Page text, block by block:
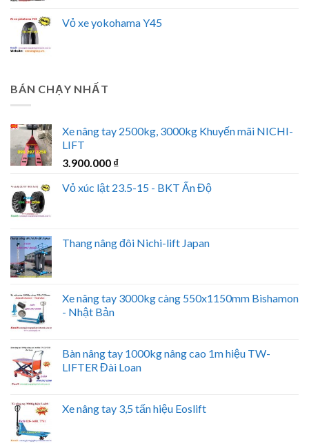
Vỏ xe yokohama Y45
BÁN CHẠY NHẤT
Xe nâng tay 2500kg, 3000kg Khuyến mãi NICHI-
LIFT
3.900.000 ₫
Vỏ xúc lật 23.5-15 - BKT Ấn Độ
Thang nâng đôi Nichi-lift Japan
Xe nâng tay 3000kg càng 550x1150mm Bishamon
- Nhật Bản
Bàn nâng tay 1000kg nâng cao 1m hiệu TW-
LIFTER Đài Loan
Xe nâng tay 3,5 tấn hiệu Eoslift